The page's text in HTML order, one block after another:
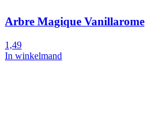
Arbre Magique Vanillarome
1,49
In winkelmand